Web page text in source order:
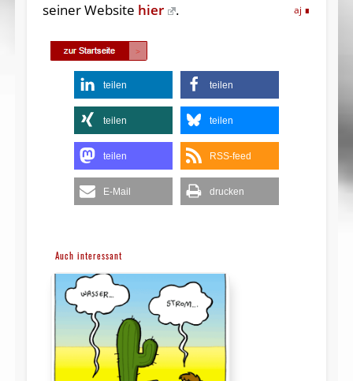
seiner Website hier . aj
teilen teilen
teilen teilen
teilen RSS-feed
E-Mail drucken
Auch interessant